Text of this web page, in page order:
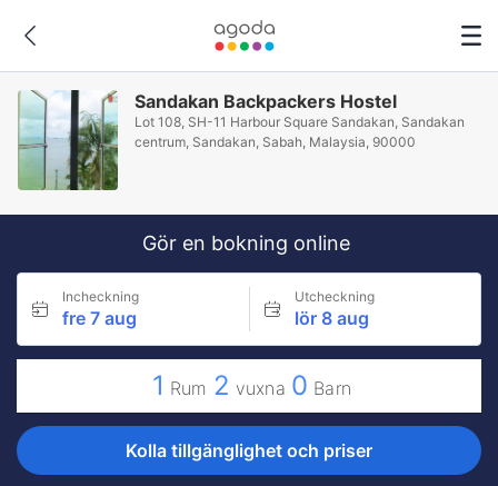
Sandakan Backpackers Hostel
Lot 108, SH-11 Harbour Square Sandakan, Sandakan
centrum, Sandakan, Sabah, Malaysia, 90000
Gör en bokning online
Incheckning
fre 7 aug
Utcheckning
lör 8 aug
1 Rum 2 vuxna 0 Barn
Kolla tillgänglighet och priser